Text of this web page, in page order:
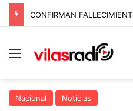
Menú
Nacional Noticias